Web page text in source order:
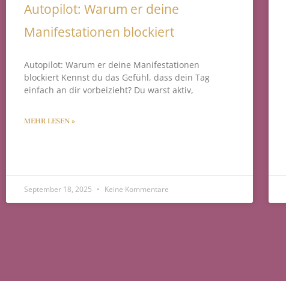
Autopilot: Warum er deine
Manifestationen blockiert
Autopilot: Warum er deine Manifestationen
blockiert Kennst du das Gefühl, dass dein Tag
einfach an dir vorbeizieht? Du warst aktiv,
MEHR LESEN »
September 18, 2025 Keine Kommentare